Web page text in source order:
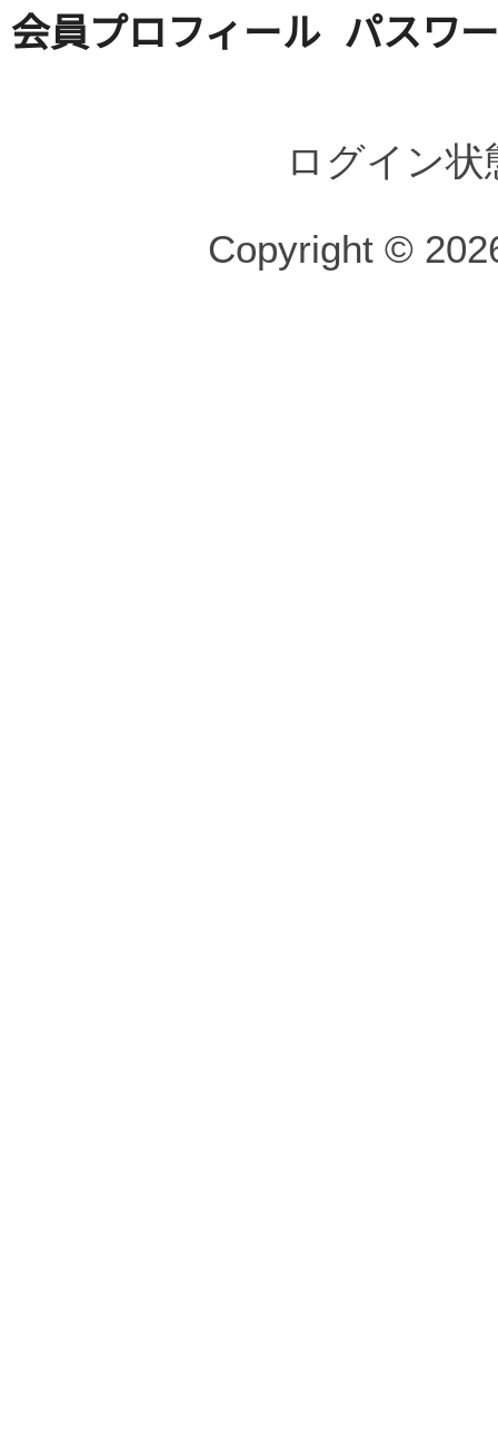
会員プロフィール パスワ
ログイン
Copyright ©